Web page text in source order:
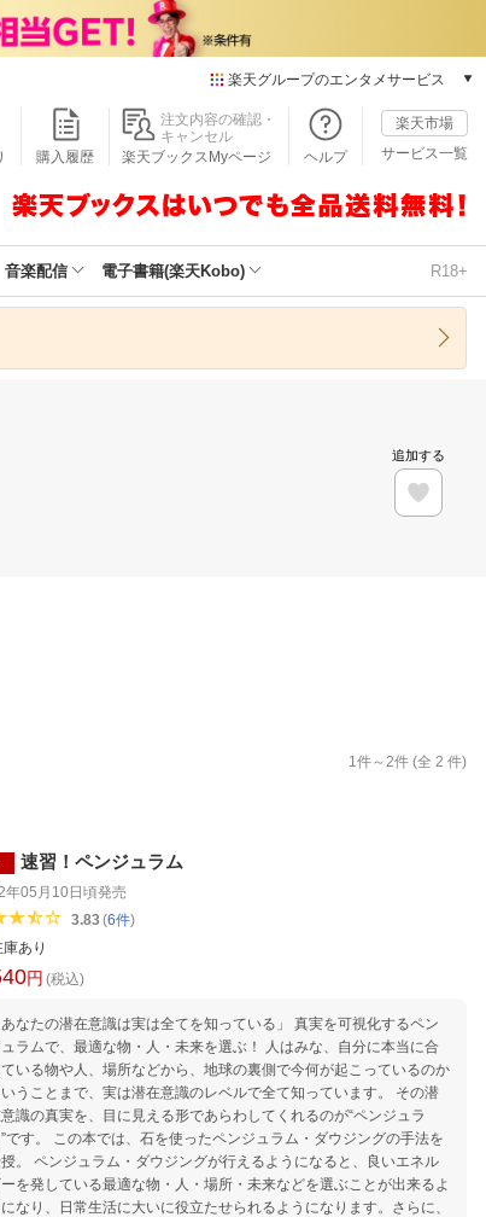
楽天グループのエンタメサービス
本/ゲーム/CD/DVD
楽天ブックス
楽天Kobo
楽天ミュージック
楽天TV
購入履歴
注文内容の確認・
キャンセル
楽天ブックスMyページ
ヘルプ
楽天市場
サービス一覧
音楽配信 電子書籍(楽天Kobo) R18+
追加する
1 件～ 2件 (全 2 件)
速習！ペンジュラム
年05月10日頃発売
3.83(6件)
庫あり
円 (税込)
あなたの潜在意識は実は全てを知っている」 真実を可視化するペン
ラムで、最適な物・人・未来を選ぶ！ 人はみな、自分に本当に合
ている物や人、場所などから、地球の裏側で今何が起こっているのか
うことまで、実は潜在意識のレベルで全て知っています。 その潜
識の真実を、目に見える形であらわしてくれるのが“ペンジュラ
では、石を使ったペンジュラム・ダウジングの手法を
ングが行えるようになると、良いエネル
を発している最適な物・人・場所・未来などを選ぶことが出来るよ
になり、日常生活に大いに役立たせられるようになります。さらに、